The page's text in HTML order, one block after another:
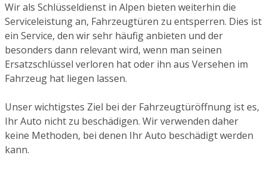
Wir als Schlüsseldienst in Alpen bieten weiterhin die
Serviceleistung an, Fahrzeugtüren zu entsperren. Dies ist
ein Service, den wir sehr häufig anbieten und der
besonders dann relevant wird, wenn man seinen
Ersatzschlüssel verloren hat oder ihn aus Versehen im
Fahrzeug hat liegen lassen.
Unser wichtigstes Ziel bei der Fahrzeugtüröffnung ist es,
Ihr Auto nicht zu beschädigen. Wir verwenden daher
keine Methoden, bei denen Ihr Auto beschädigt werden
kann.